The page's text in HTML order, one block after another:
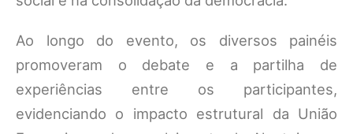
Ao longo do evento, os diversos painéis
promoveram o debate e a partilha de
experiências entre os participantes,
evidenciando o impacto estrutural da União